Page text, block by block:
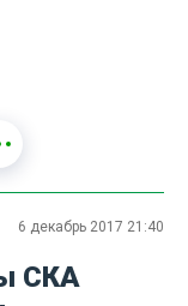
6 декабрь 2017 21:40
СКА